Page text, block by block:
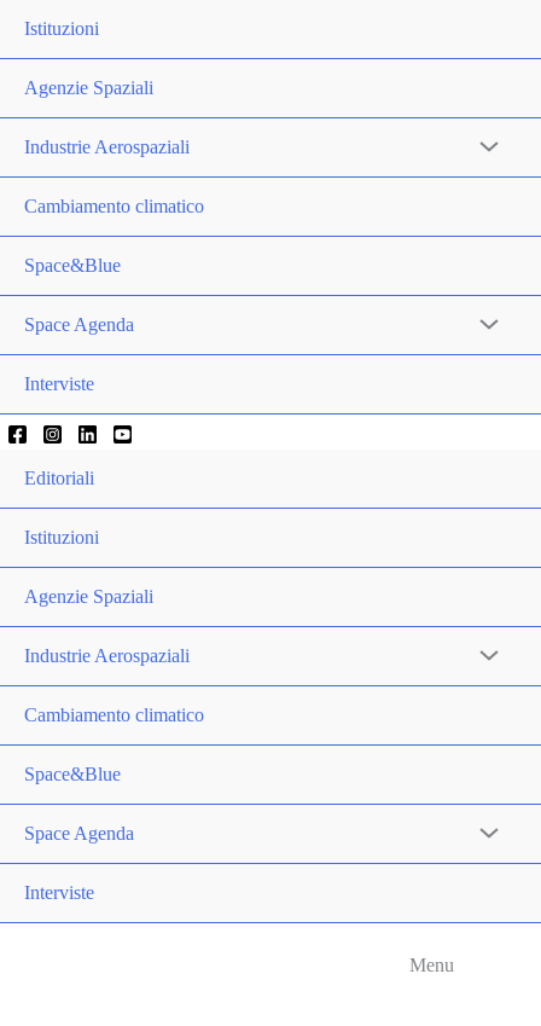
Istituzioni
Agenzie Spaziali
Industrie Aerospaziali
Cambiamento climatico
Space&Blue
Space Agenda
Interviste
Editoriali
Istituzioni
Agenzie Spaziali
Industrie Aerospaziali
Cambiamento climatico
Space&Blue
Space Agenda
Interviste
Menu